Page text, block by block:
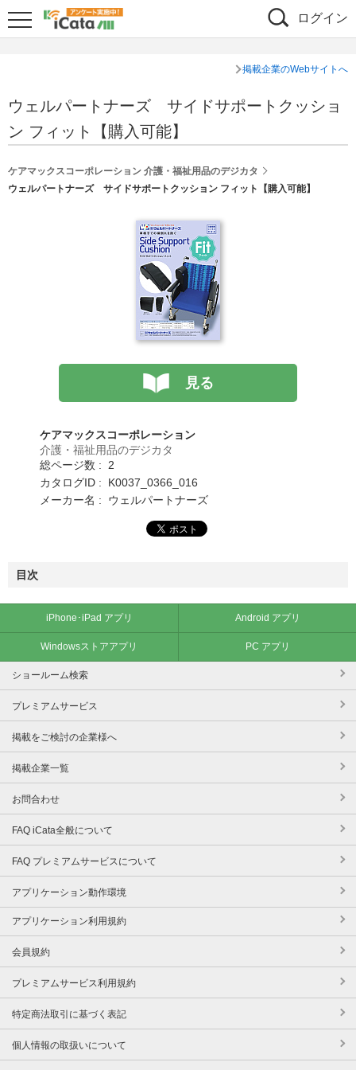
ログイン
掲載企業のWebサイトへ
ウェルパートナーズ サイドサポートクッショ
ン フィット【購入可能】
ケアマックスコーポレーション 介護・福祉用品のデジカタ
ウェルパートナーズ サイドサポートクッション フィット【購入可能】
見る
ケアマックスコーポレーション
介護・福祉用品のデジカタ
総ページ数 : 2
カタログID : K0037_0366_016
メーカー名 : ウェルパートナーズ
目次
iPhone･iPad アプリ Android アプリ
Windowsストアアプリ PC アプリ
ショールーム検索
プレミアムサービス
掲載をご検討の企業様へ
掲載企業一覧
お問合わせ
FAQ iCata全般について
FAQ プレミアムサービスについて
アプリケーション動作環境
アプリケーション利用規約
会員規約
プレミアムサービス利用規約
特定商法取引に基づく表記
個人情報の取扱いについて